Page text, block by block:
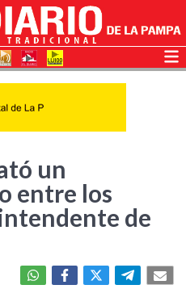
un
entre los
de